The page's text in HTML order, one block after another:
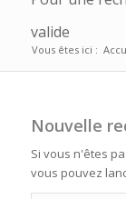
valide
Vous êtes ici :
Nouvelle
Si vous n'êtes
vous pouvez